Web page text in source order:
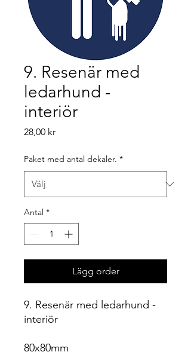
9. Resenär med
ledarhund -
interiör
28,00 krPris
Paket med antal dekaler. *
Antal *
Lägg order
9. Resenär med ledarhund -
interiör
80x80mm